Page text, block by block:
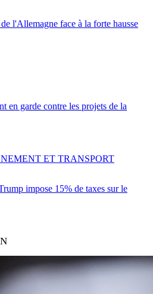
l'Allemagne face à la forte hausse
en garde contre les projets de la
impose 15% de taxes sur le
ET TRANSPORT